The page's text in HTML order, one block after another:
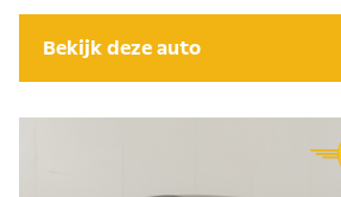
Bekijk deze auto